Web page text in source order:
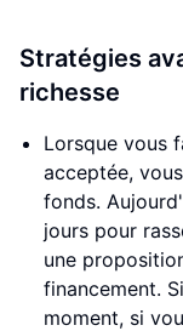
Stratégies
richesse
Lorsque vous
acceptée,
fonds.
jours pour
une
financement.
moment, si